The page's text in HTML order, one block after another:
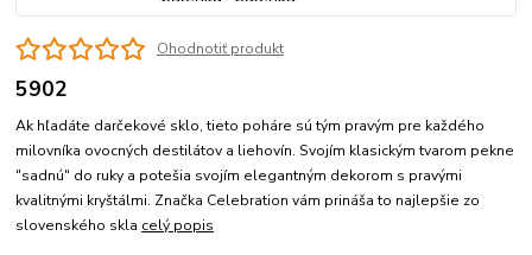
Ohodnotiť produkt
5902
Ak hľadáte darčekové sklo, tieto poháre sú tým pravým pre každého
milovníka ovocných destilátov a liehovín. Svojím klasickým tvarom pekne
"sadnú" do ruky a potešia svojím elegantným dekorom s pravými
kvalitnými kryštálmi. Značka Celebration vám prináša to najlepšie zo
slovenského skla celý popis